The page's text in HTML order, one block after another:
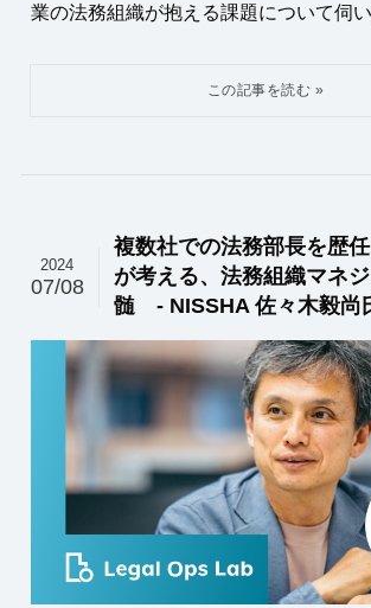
業の法務組織が抱える課題について伺い
複数社での法務部長を歴
が考える、法務組織マネ
髄 - NISSHA 佐々木毅尚
2024
07/08